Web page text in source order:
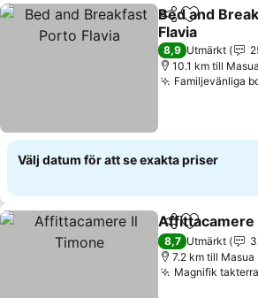
Dela Lägg till i
Bed and
Flavia
Se priser
8,9 Utmärkt
10.1 km till Masua
Familjevänliga
Välj datum för att se exakta priser
Dela Lägg till i
Affittacamere
8,7 Utmärkt
7.2 km till Masua
Magnifik